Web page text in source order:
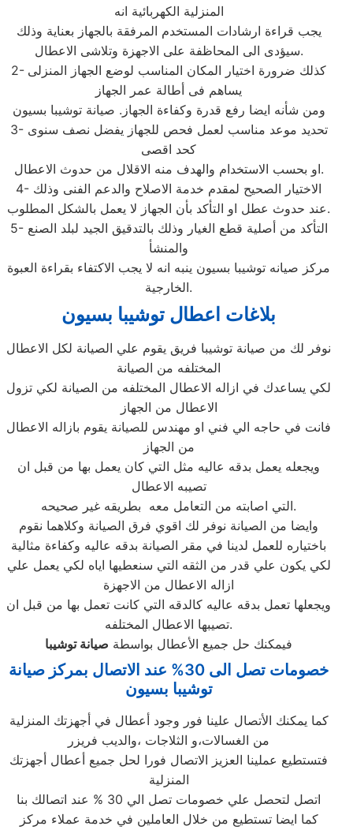
المنزلية الكهربائية انه
يجب قراءة ارشادات المستخدم المرفقة بالجهاز بعناية وذلك
سيؤدى الى المحاظفة على الاجهزة وتلاشى الاعطال.
2- كذلك ضرورة اختيار المكان المناسب لوضع الجهاز المنزلى
يساهم فى أطالة عمر الجهاز
ومن شأنه ايضا رفع قدرة وكفاءة الجهاز. صيانة توشيبا بسيون
3- تحديد موعد مناسب لعمل فحص للجهاز يفضل نصف سنوى
كحد اقصى
او بحسب الاستخدام والهدف منه الاقلال من حدوث الاعطال.
4- الاختيار الصحيح لمقدم خدمة الاصلاح والدعم الفنى وذلك
عند حدوث عطل او التأكد بأن الجهاز لا يعمل بالشكل المطلوب.
5- التأكد من أصلية قطع الغيار وذلك بالتدقيق الجيد لبلد الصنع
والمنشأ
مركز صيانه توشيبا بسيون ينبه انه لا يجب الاكتفاء بقراءة العبوة
الخارجية.
بلاغات اعطال توشيبا بسيون
نوفر لك من صيانة توشيبا فريق يقوم علي الصيانة لكل الاعطال
المختلفه من الصيانة
لكي يساعدك في ازاله الاعطال المختلفه من الصيانة لكي تزول
الاعطال من الجهاز
فانت في حاجه الي فني او مهندس للصيانة يقوم بازاله الاعطال
من الجهاز
ويجعله يعمل بدقه عاليه مثل التي كان يعمل بها من قبل ان
تصيبه الاعطال
التي اصابته من التعامل معه بطريقه غير صحيحه.
وايضا من الصيانة نوفر لك اقوي فرق الصيانة وكلاهما نقوم
باختياره للعمل لدينا في مقر الصيانة بدقه عاليه وكفاءة مثالية
لكي يكون علي قدر من الثقه التي سنعطيها اياه لكي يعمل علي
ازاله الاعطال من الاجهزة
ويجعلها تعمل بدقه عاليه كالدقه التي كانت تعمل بها من قبل ان
تصيبها الاعطال المختلفه.
فيمكنك حل جميع الأعطال بواسطة صيانة توشيبا
خصومات تصل الى 30% عند الاتصال بمركز صيانة
توشيبا بسيون
كما يمكنك الأتصال علينا فور وجود أعطال في أجهزتك المنزلية
من الغسالات،و الثلاجات ،والديب فريزر
فتستطيع عملينا العزيز الاتصال فورا لحل جميع أعطال أجهزتك
المنزلية
اتصل لتحصل علي خصومات تصل الي 30 % عند اتصالك بنا
كما ايضا تستطيع من خلال العاملين في خدمة عملاء مركز